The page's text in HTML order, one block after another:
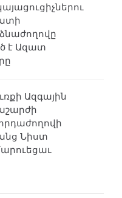
է Ազատ
Ազգային
Նիստ